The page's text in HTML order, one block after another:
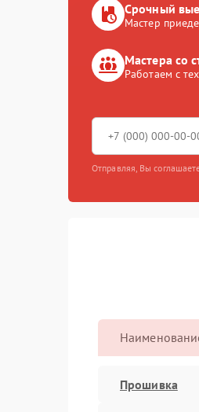
Срочный
Мастер
Мастера со
Работаем с
Отправляя, Вы
Прошивка